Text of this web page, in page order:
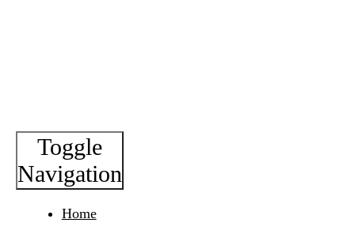
Toggle
Navigation
Home